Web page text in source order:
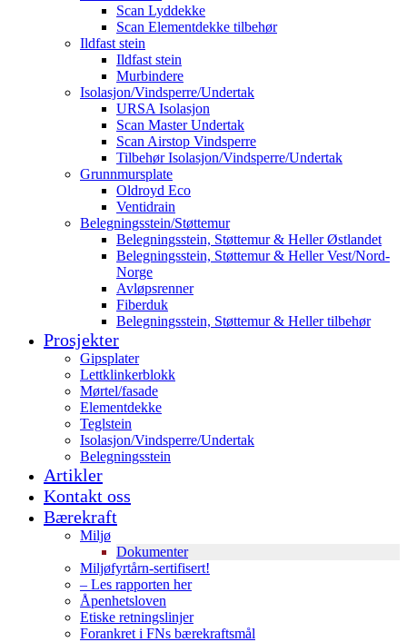
Scan Lyddekke
Scan Elementdekke tilbehør
Ildfast stein
Ildfast stein
Murbindere
Isolasjon/Vindsperre/Undertak
URSA Isolasjon
Scan Master Undertak
Scan Airstop Vindsperre
Tilbehør Isolasjon/Vindsperre/Undertak
Grunnmursplate
Oldroyd Eco
Ventidrain
Belegningsstein/Støttemur
Belegningsstein, Støttemur & Heller Østlandet
Belegningsstein, Støttemur & Heller Vest/Nord-
Norge
Avløpsrenner
Fiberduk
Belegningsstein, Støttemur & Heller tilbehør
Prosjekter
Gipsplater
Lettklinkerblokk
Mørtel/fasade
Elementdekke
Teglstein
Isolasjon/Vindsperre/Undertak
Belegningsstein
Artikler
Kontakt oss
Bærekraft
Miljø
Dokumenter
Miljøfyrtårn-sertifisert!
– Les rapporten her
Åpenhetsloven
Etiske retningslinjer
Forankret i FNs bærekraftsmål